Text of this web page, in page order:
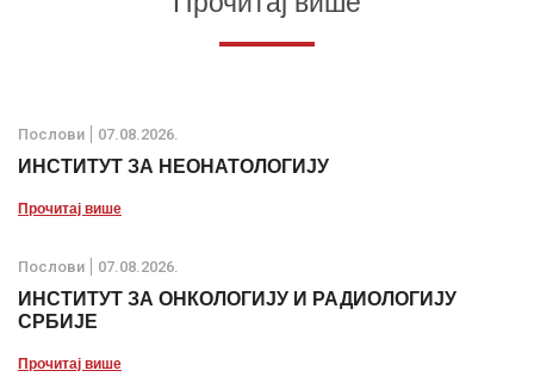
Послови 07.08.2026.
ИНСТИТУТ ЗА НЕОНАТОЛОГИЈУ
Прочитај више
Послови 07.08.2026.
ИНСТИТУТ ЗА ОНКОЛОГИЈУ И РАДИОЛОГИЈУ
СРБИЈЕ
Прочитај више